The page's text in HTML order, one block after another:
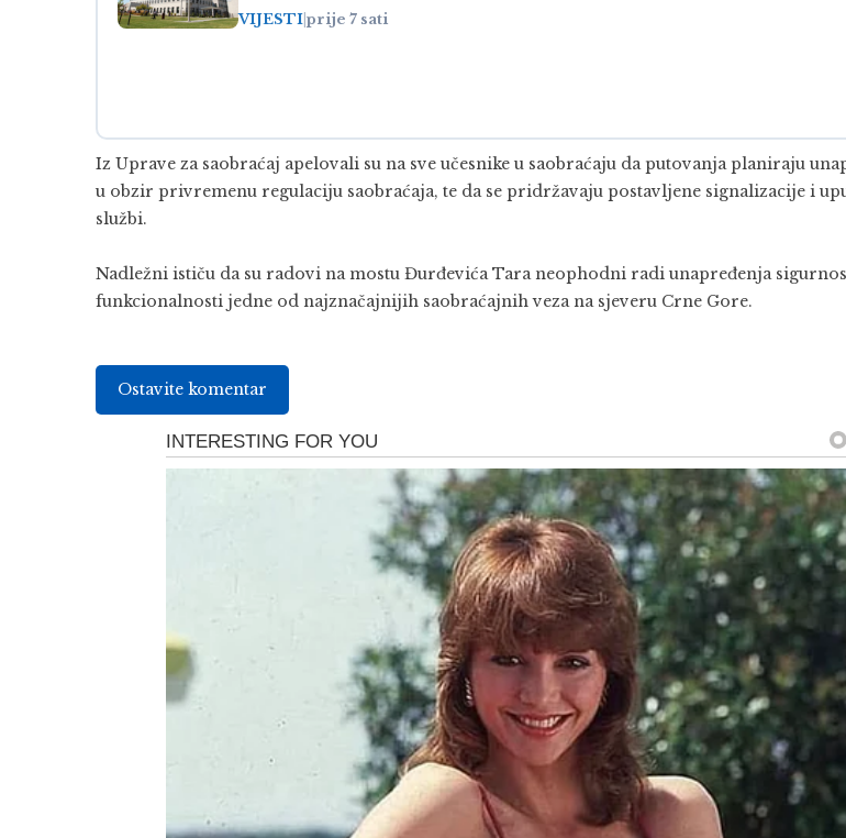
VIJESTIprije 7 sati
Iz Uprave za saobraćaj apelovali su na sve učesnike u saobraćaju da putovanja planiraju
u obzir privremenu regulaciju saobraćaja, te da se pridržavaju postavljene signalizacije i
službi.
Nadležni ističu da su radovi na mostu Đurđevića Tara neophodni radi unapređenja
funkcionalnosti jedne od najznačajnijih saobraćajnih veza na sjeveru Crne Gore.
Ostavite komentar